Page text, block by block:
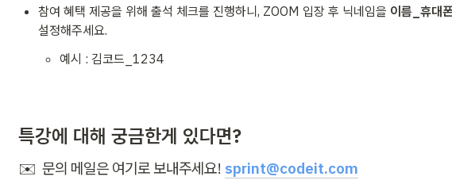
참여 혜택 제공을 위해 출석 체크를 진행하니, ZOOM 입장 후 닉네임을 이름_휴대
설정해주세요.
예시 : 김코드_1234
특강에 대해 궁금한게 있다면?
✉️  문의 메일은 여기로 보내주세요! sprint@codeit.com